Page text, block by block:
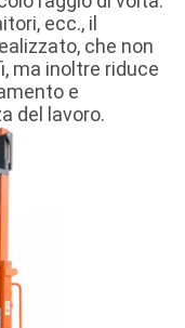
ecc., il
che non
ma inoltre riduce
e
del lavoro.